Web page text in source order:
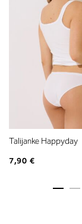
Talijanke Happyday
7,90 €